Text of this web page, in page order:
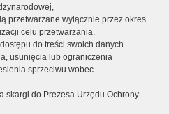
przetwarzane wyłącznie przez okres
celu przetwarzania,
do treści swoich danych
usunięcia lub ograniczenia
sprzeciwu wobec
skargi do Prezesa Urzędu Ochrony